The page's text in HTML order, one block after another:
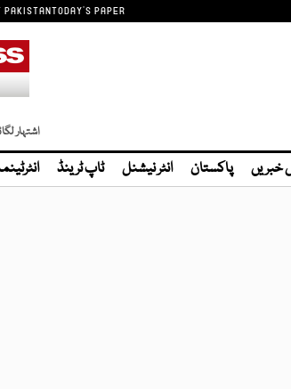
PAKISTANTODAY'S PAPER
اشتہار
پاکستان انٹر نیشنل ٹاپ ٹرینڈ